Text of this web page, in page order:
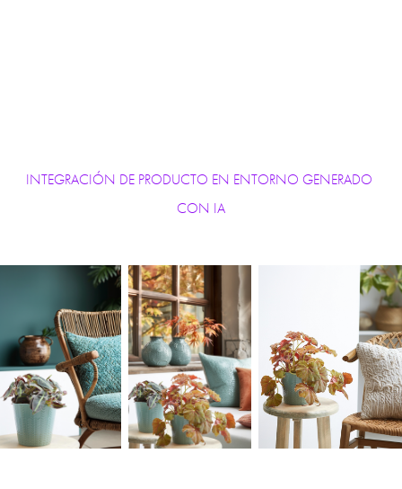
INTEGRACIÓN DE PRODUCTO EN ENTORNO GENERADO
CON IA